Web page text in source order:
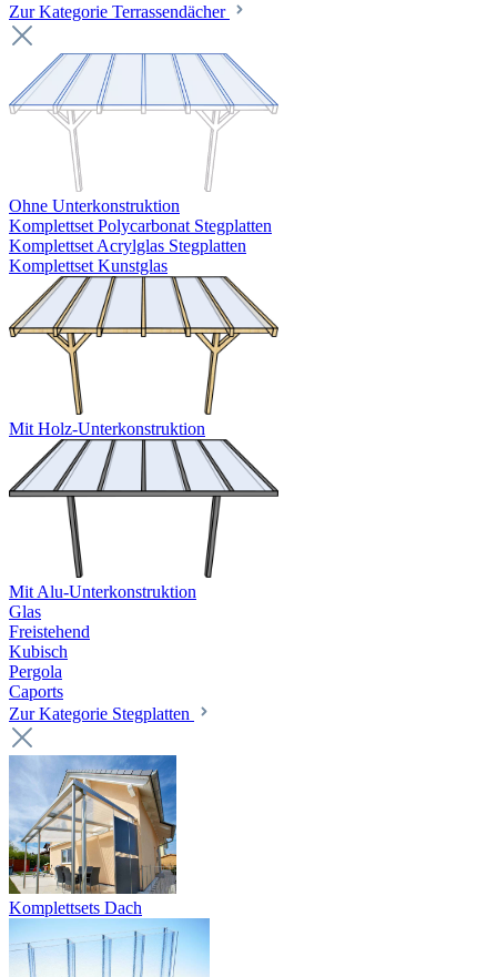
Zur Kategorie Terrassendächer
Ohne Unterkonstruktion
Komplettset Polycarbonat Stegplatten
Komplettset Acrylglas Stegplatten
Komplettset Kunstglas
Mit Holz-Unterkonstruktion
Mit Alu-Unterkonstruktion
Glas
Freistehend
Kubisch
Pergola
Caports
Zur Kategorie Stegplatten
Komplettsets Dach